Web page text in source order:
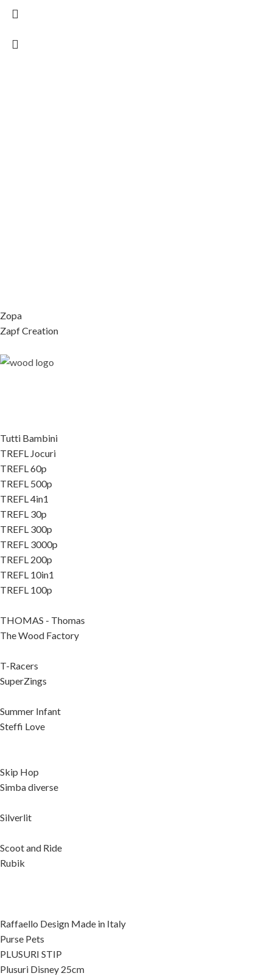
Zopa
Zapf Creation
Tutti Bambini
TREFL Jocuri
TREFL 60p
TREFL 500p
TREFL 4in1
TREFL 30p
TREFL 300p
TREFL 3000p
TREFL 200p
TREFL 10in1
TREFL 100p
THOMAS - Thomas
The Wood Factory
T-Racers
SuperZings
Summer Infant
Steffi Love
Skip Hop
Simba diverse
Silverlit
Scoot and Ride
Rubik
Raffaello Design Made in Italy
Purse Pets
PLUSURI STIP
Plusuri Disney 25cm